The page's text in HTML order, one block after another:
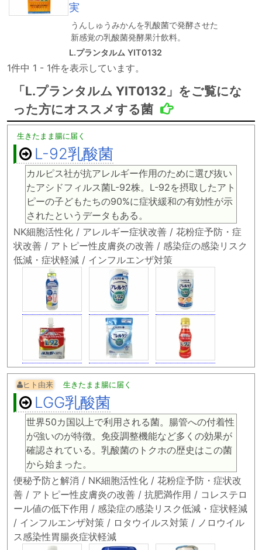
実
うんしゅうみかんを乳酸菌で発酵させた
新感覚の乳酸菌発酵果汁飲料。
L.プランタルム YIT0132
1件中 1 - 1件を表示しています。
「L.プランタルム YIT0132」をご覧にな
った方にオススメする菌
生きたまま腸に届く
L-92乳酸菌
カルピス社が抗アレルギー作用のために選び抜い
たアシドフィルス菌L-92株。L-92を摂取したアト
ピーの子どもたちの90%に症状緩和の有効性が示
されたというデータもある。
NK細胞活性化 / アレルギー症状改善 / 花粉症予防・症
状改善 / アトピー性皮膚炎の改善 / 感染症の感染リスク
低減・症状軽減 / インフルエンザ対策
ヒト由来 生きたまま腸に届く
LGG乳酸菌
世界50カ国以上で利用される菌。腸管への付着性
が強いのが特徴。免疫調整機能など多くの効果が
確認されている。乳酸菌のトクホの歴史はこの菌
から始まった。
便秘予防と解消 / NK細胞活性化 / 花粉症予防・症状改
善 / アトピー性皮膚炎の改善 / 抗肥満作用 / コレステロ
ール値の低下作用 / 感染症の感染リスク低減・症状軽減
/ インフルエンザ対策 / ロタウイルス対策 / ノロウイル
ス感染性胃腸炎症状軽減